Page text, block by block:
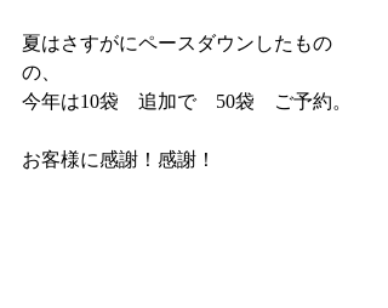
夏はさすがにペースダウンしたもの
の、
今年は10袋　追加で　50袋　ご予約。
お客様に感謝！感謝！